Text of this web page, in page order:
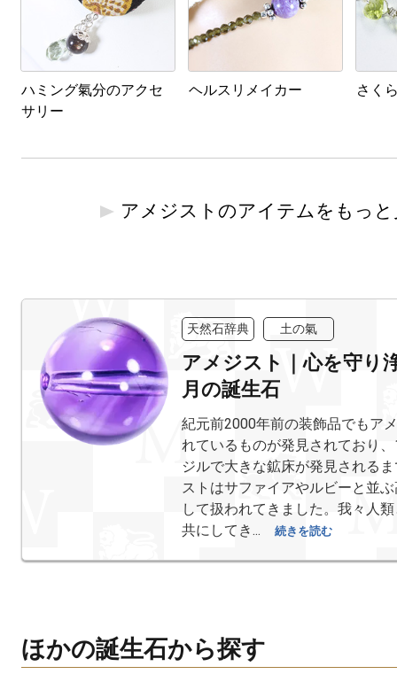
ハミング氣分のアクセ
サリー
ヘルスリメイカー さく
アメジストのアイテムをもっ
天然石辞典 土の氣
アメジスト｜心を守り
月の誕生石
紀元前2000年前の装飾品でもア
れているものが発見されており
ジルで大きな鉱床が発見される
ストはサファイアやルビーと並
して扱われてきました。我々人
共にしてき...
続きを読む
ほかの誕生石から探す